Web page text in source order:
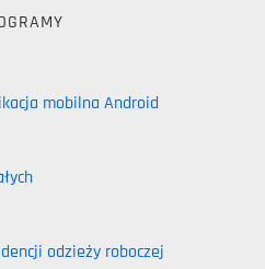
mobilna Android
odzieży roboczej